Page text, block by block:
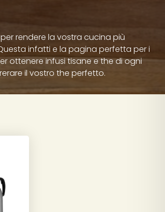
rendere la vostra cucina più
infatti e la pagina perfetta per i
ottenere infusi tisane e the di ogni
il vostro the perfetto.